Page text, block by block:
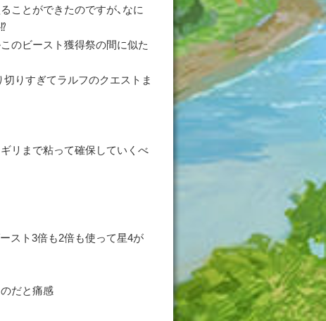
ことができたのですが、なに
のビースト獲得祭の間に似た
りすぎてラルフのクエストま
リまで粘って確保していくべ
スト3倍も2倍も使って星4が
だと痛感